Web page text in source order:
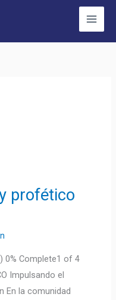
profético
0% Complete1 of 4
Impulsando el
En la comunidad